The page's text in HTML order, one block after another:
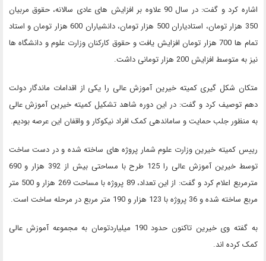
اشاره کرد و گفت: در سال 90 علاوه بر افزایش های عادی سالانه، حقوق مربیان
350 هزار تومان، استادیاران 500 هزار تومان، دانشیاران 600 هزار تومان و استاد
تمام ها 700 هزار تومان افزایش یافت و حقوق کارکنان وزارت علوم و دانشگاه ها
نیز به متوسط افزایش 200 هزار تومانی داشت.
متکان شکل گیری کمیته خیرین آموزش عالی را یکی از اقدامات ماندگار دولت
دهم توصیف کرد و گفت: در این دوره شاهد تشکیل کمیته خیرین آموزش عالی
به منظور جلب حمایت و ساماندهی کمک افراد نیکوکار و واقفان این عرصه بودیم.
رییس کمیته خیرین وزارت علوم شمار پروژه های ساخته شده و در دست ساخت
توسط خیرین آموزش عالی را 125 طرح با مساحتی بیش از 392 هزار و 690
مترمربع اعلام کرد و گفت: از این تعداد، 89 پروژه با مساحت 269 هزار و 500 متر
مربع ساخته شده و 36 پروژه با 123 هزار و 190 متر مربع در مرحله ساخت است.
به گفته وی خیرین تاکنون حدود 190 میلیاردتومان به مجموعه آموزش عالی
کمک کرده اند.